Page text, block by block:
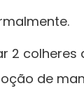
2
de